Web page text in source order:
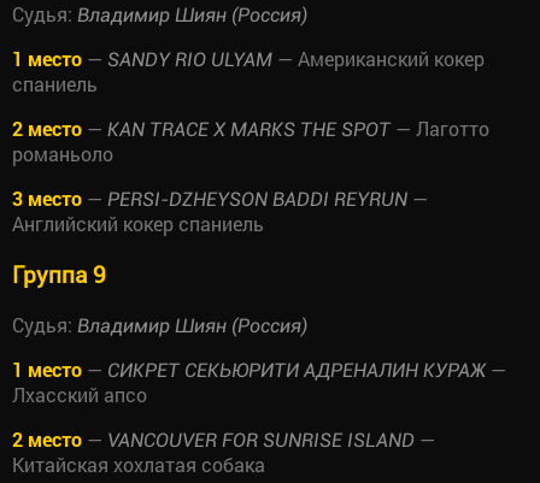
Судья: Владимир Шиян (Россия)
1 место — SANDY RIO ULYAM — Американский кокер
спаниель
2 место — KAN TRACE X MARKS THE SPOT— Лаготто
романьоло
3 место — PERSI-DZHEYSON BADDI REYRUN —
Английский кокер спаниель
Группа 9
Судья: Владимир Шиян (Россия)
1 место — СИКРЕТ СЕКЬЮРИТИ АДРЕНАЛИН КУРАЖ—
Лхасский апсо
2 место — VANCOUVER FOR SUNRISE ISLAND —
Китайская хохлатая собака